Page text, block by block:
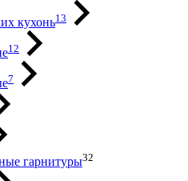
кухонь13
12
7
гарнитуры32